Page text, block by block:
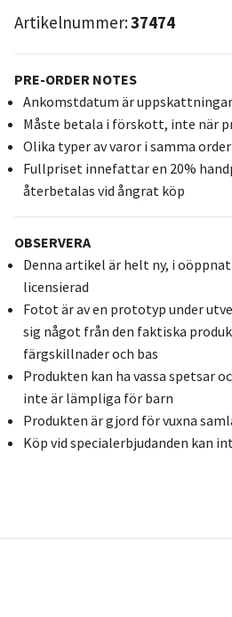
Artikelnummer:37474
PRE-ORDER NOTES
Ankomstdatum är
Måste betala i förskott, inte när
Olika typer av varor i samma
Fullpriset innefattar en 20%
återbetalas vid ångrat köp
OBSERVERA
Denna artikel är helt ny, i
licensierad
Fotot är av en prototyp under
sig något från den faktiska
färgskillnader och bas
Produkten kan ha vassa spetsar
inte är lämpliga för barn
Produkten är gjord för vuxna
Köp vid specialerbjudanden kan